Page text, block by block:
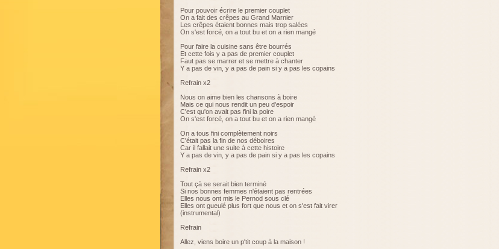
Pour pouvoir écrire le premier couplet
On a fait des crêpes au Grand Marnier
Les crêpes étaient bonnes mais trop salées
On s'est forcé, on a tout bu et on a rien mangé
Pour faire la cuisine sans être bourrés
Et cette fois y a pas de premier couplet
Faut pas se marrer et se mettre à chanter
Y a pas de vin, y a pas de pain si y a pas les copains
Refrain x2
Nous on aime bien les chansons à boire
Mais ce qui nous rendit un peu d'espoir
C'est qu'on avait pas fini la poire
On s'est forcé, on a tout bu et on a rien mangé
On a tous fini complètement noirs
C'était pas la fin de nos déboires
Car il fallait une suite à cette histoire
Y a pas de vin, y a pas de pain si y a pas les copains
Refrain x2
Tout çà se serait bien terminé
Si nos bonnes femmes n'étaient pas rentrées
Elles nous ont mis le Pernod sous clé
Elles ont gueulé plus fort que nous et on s'est fait virer
(instrumental)
Refrain
Allez, viens boire un p'tit coup à la maison !